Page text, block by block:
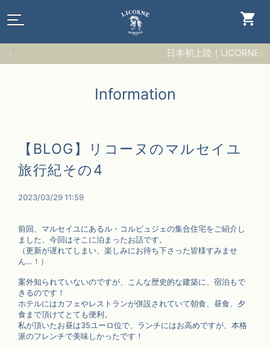
日本初上陸｜LICORNE神
Information
【BLOG】リコーヌのマルセイユ
旅行紀その4
2023/03/29 11:59
前回、マルセイユにあるル・コルビュジェの集合住宅をご紹介し
ました、今回はそこに泊まったお話です。
（更新が遅れてしまい、楽しみにお待ち下さった皆様すみませ
ん…！）
案外知られていないのですが、こんな歴史的な建築に、宿泊もで
きるのです！
ホテルにはカフェやレストランが併設されていて朝食、昼食、夕
食まで頂けてとても便利。
私が頂いたお昼は35ユーロ位で、ランチにはお高めですが、本格
派のフレンチで美味しかったです！